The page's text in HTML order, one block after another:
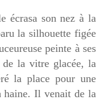
son nez à la
la silhouette figée
peinte à ses
la vitre glacée, la
la place pour une
haine. Il venait de la